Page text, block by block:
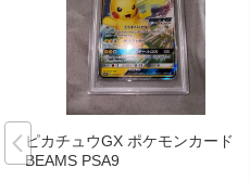
ピカチュウGX ポケモンカード
BEAMS PSA9